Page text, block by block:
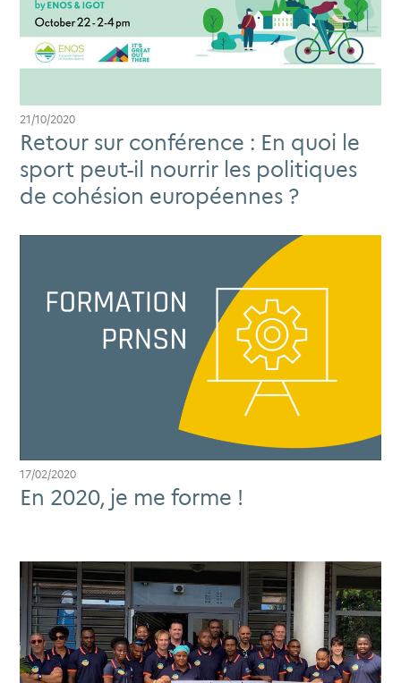
21/10/2020
Retour sur conférence : En quoi le
sport peut-il nourrir les politiques
de cohésion européennes ?
17/02/2020
En 2020, je me forme !